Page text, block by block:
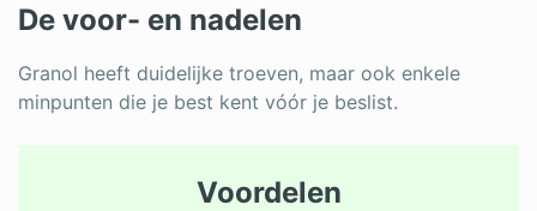
De voor- en nadelen
Granol heeft duidelijke troeven, maar ook enkele
minpunten die je best kent vóór je beslist.
Voordelen